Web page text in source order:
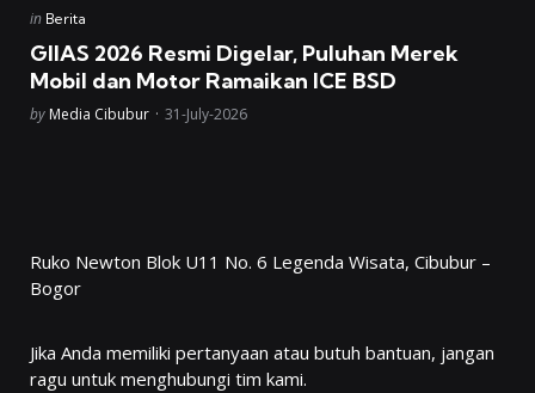
Posted
in Berita
GIIAS 2026 Resmi Digelar, Puluhan Merek
Mobil dan Motor Ramaikan ICE BSD
Posted
by Media Cibubur 31-July-2026
Ruko Newton Blok U11 No. 6 Legenda Wisata, Cibubur –
Bogor
Jika Anda memiliki pertanyaan atau butuh bantuan, jangan
ragu untuk menghubungi tim kami.